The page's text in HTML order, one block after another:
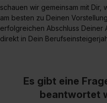
S. 1 lit. a) DS-GVO). Die
angemessenes
II). Du kannst die von dir
Wirkung für die Zukunft
einzelnen Cookies findest
zeigen“. Weitere
schauen wir gemeinsam mit Dir,
am besten zu Deinen
erfolgreichen Abschluss Deiner
direkt in Dein
Es gibt eine
beantwortet